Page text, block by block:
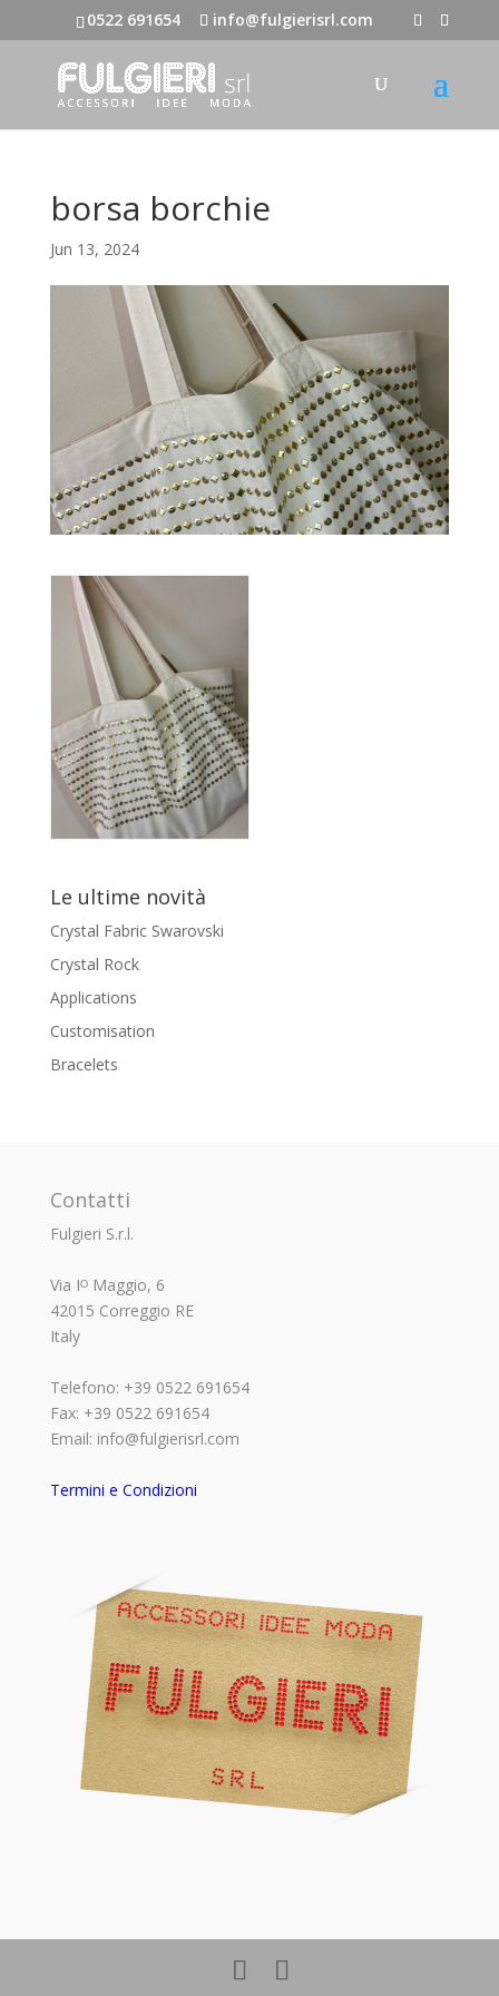
0522 691654 info@fulgierisrl.com
borsa borchie
Jun 13, 2024
Le ultime novità
Crystal Fabric Swarovski
Crystal Rock
Applications
Customisation
Bracelets
Contatti
Fulgieri S.r.l.
Via Iᴼ Maggio, 6
42015 Correggio RE
Italy
Telefono: +39 0522 691654
Fax: +39 0522 691654
Email: info@fulgierisrl.com
Termini e Condizioni